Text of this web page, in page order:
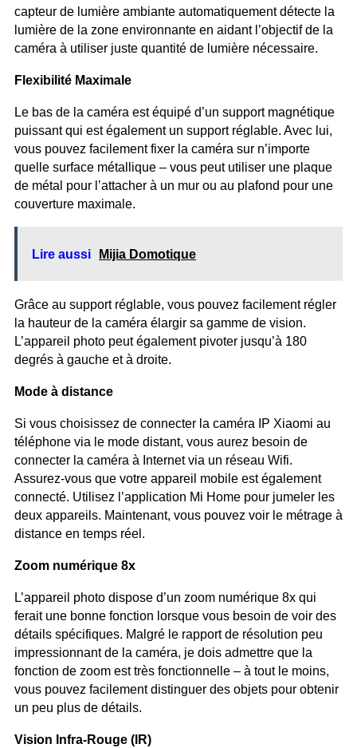
capteur de lumière ambiante automatiquement détecte la
lumière de la zone environnante en aidant l’objectif de la
caméra à utiliser juste quantité de lumière nécessaire.
Flexibilité Maximale
Le bas de la caméra est équipé d’un support magnétique
puissant qui est également un support réglable. Avec lui,
vous pouvez facilement fixer la caméra sur n’importe
quelle surface métallique – vous peut utiliser une plaque
de métal pour l’attacher à un mur ou au plafond pour une
couverture maximale.
Lire aussi Mijia Domotique
Grâce au support réglable, vous pouvez facilement régler
la hauteur de la caméra élargir sa gamme de vision.
L’appareil photo peut également pivoter jusqu’à 180
degrés à gauche et à droite.
Mode à distance
Si vous choisissez de connecter la caméra IP Xiaomi au
téléphone via le mode distant, vous aurez besoin de
connecter la caméra à Internet via un réseau Wifi.
Assurez-vous que votre appareil mobile est également
connecté. Utilisez l’application Mi Home pour jumeler les
deux appareils. Maintenant, vous pouvez voir le métrage à
distance en temps réel.
Zoom numérique 8x
L’appareil photo dispose d’un zoom numérique 8x qui
ferait une bonne fonction lorsque vous besoin de voir des
détails spécifiques. Malgré le rapport de résolution peu
impressionnant de la caméra, je dois admettre que la
fonction de zoom est très fonctionnelle – à tout le moins,
vous pouvez facilement distinguer des objets pour obtenir
un peu plus de détails.
Vision Infra-Rouge (IR)